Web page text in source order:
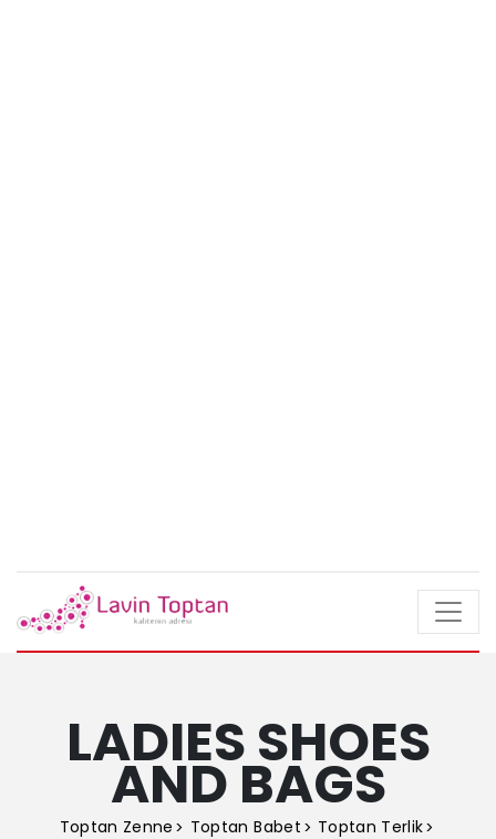
LADIES SHOES
AND BAGS
Toptan Zenne Toptan Babet
Toptan Terlik